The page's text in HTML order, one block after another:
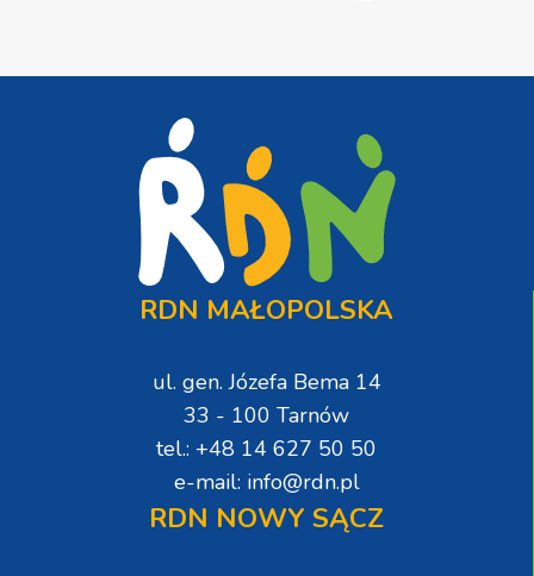
RDN MAŁOPOLSKA
ul. gen. Józefa Bema 14
33 - 100 Tarnów
tel.: +48 14 627 50 50
e-mail: info@rdn.pl
RDN NOWY SĄCZ